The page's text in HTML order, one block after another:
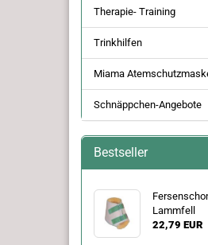
Therapie- Training
Trinkhilfen
Miama
Schnäppchen-Angebote
Bestseller
Lammfell
22,79 EUR